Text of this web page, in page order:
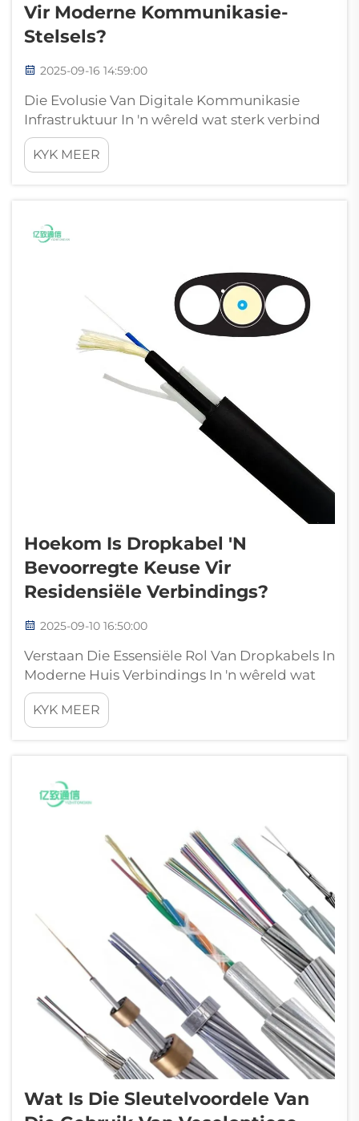
Vir Moderne Kommunikasie-
Stelsels?
2025-09-16 14:59:00
Die Evolusie Van Digitale Kommunikasie
Infrastruktuur In 'n wêreld wat sterk verbind
is, berus die ruggraat van ons digitale
infrastruktuur op geavanseerde oordrag
tegnologieë. Veseloptiese kabel het na vore
KYK MEER
Hoekom Is Dropkabel 'n
Bevoorregte Keuse Vir
Residensiële Verbindings?
2025-09-10 16:50:00
Verstaan Die Essensiële Rol Van Dropkabels In
Moderne Huis Verbindings In 'n wêreld wat
sterk met mekaar verbind is, het dropkabel
uitgegroei tot die ruggraat van woonstel
telekommunikasie infrastruktuur. Soos huise
KYK MEER
Wat Is Die Sleutelvoordele Van